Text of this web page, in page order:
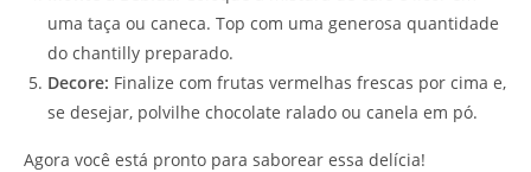
uma taça ou caneca. Top com uma generosa quantidade
do chantilly preparado.
Decore: Finalize com frutas vermelhas frescas por cima e,
se desejar, polvilhe chocolate ralado ou canela em pó.
Agora você está pronto para saborear essa delícia!